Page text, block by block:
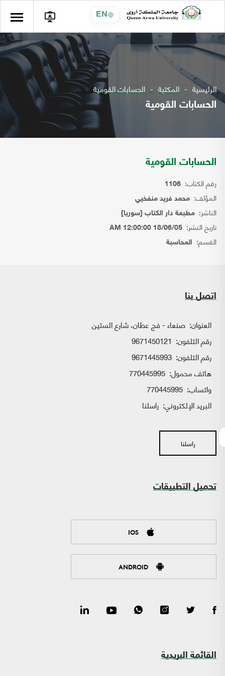
EN
الرئيسية المكتبة الحسابات القومية
الحسابات القومية
الحسابات القومية
رقم الكتاب: 1106
المؤلف: محمد فريد منفخيي
الناشر: مطبعة دار الكتاب [سوريا]
تاريخ النشر: 18/06/05 12:00:00 AM
القسم: المحاسبة
اتصل بنا
العنوان: صنعاء - فج عطان، شارع الستين
رقم التلفون: 9671450121
رقم التلفون: 9671445993
هاتف محمول: 770445995
واتساب:
البريد الإلكتروني: راسلنا
راسلنا
تحميل التطبيقات
IOS
ANDROID
القائمة البريدية